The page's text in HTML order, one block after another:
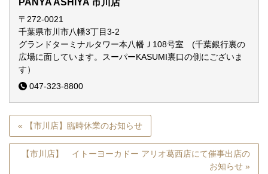
PANYA ASHIYA 市川店
〒272-0021
千葉県市川市八幡3丁目3-2
グランドターミナルタワー本八幡Ｊ108号室 (千葉銀行裏の
広場に面しています。スーパーKASUMI裏口の側にございま
す）
047-323-8800
« 【市川店】臨時休業のお知らせ
【市川店】 イトーヨーカドー アリオ葛西店にて催事出店の
お知らせ »